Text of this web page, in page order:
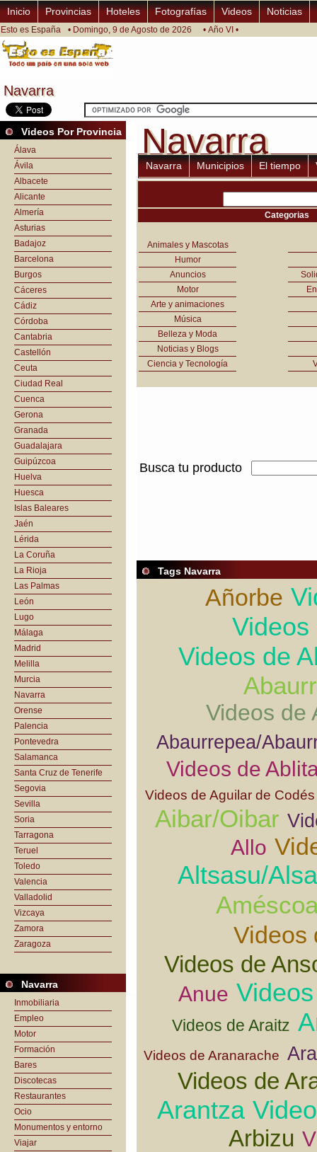
Navarra
Navarra
Inicio Provincias Hoteles Fotografías Videos Noticias
Esto es España • Domingo, 9 de Agosto de 2026 • Año VI •
Videos Por Provincia
Álava
Ávila
Albacete
Alicante
Almería
Asturias
Badajoz
Barcelona
Burgos
Cáceres
Cádiz
Córdoba
Cantabria
Castellón
Ceuta
Ciudad Real
Cuenca
Gerona
Granada
Guadalajara
Guipúzcoa
Huelva
Huesca
Islas Baleares
Jaén
Lérida
La Coruña
La Rioja
Las Palmas
León
Lugo
Málaga
Madrid
Melilla
Murcia
Navarra
Orense
Palencia
Pontevedra
Salamanca
Santa Cruz de Tenerife
Segovia
Sevilla
Soria
Tarragona
Teruel
Toledo
Valencia
Valladolid
Vizcaya
Zamora
Zaragoza
Navarra
Inmobiliaria
Empleo
Motor
Formación
Bares
Discotecas
Restaurantes
Ocio
Monumentos y entorno
Viajar
Navarra
Navarra
Navarra Municipios El tiempo
Categorias
Animales y Mascotas
Humor
Anuncios
Motor
Arte y animaciones
Música
Belleza y Moda
Noticias y Blogs
Ciencia y Tecnología
Busca tu producto
Tags Navarra
Añorbe
Videos
Videos de
Videos de
Abaurrepea/
Videos de
Videos de Aguilar de Codés
Aibar/Oibar
Allo
Altsasu/
Videos
Videos de
Anue
Videos de Araitz
Videos de Aranarache
Videos de
Arantza
Arbizu